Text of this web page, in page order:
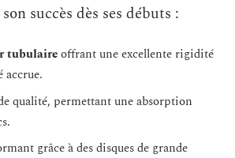
succès dès ses débuts :
tubulaireoffrant une excellente rigidité
qualité, permettant une absorption
grâce à des disques de grande